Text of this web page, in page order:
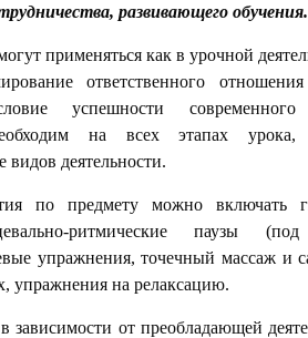
развивающего обучения.
применяться как в урочной
ответственного
успешности современного
на всех этапах урока,
видов деятельности.
по предмету можно включать
ритмические паузы
упражнения, точечный массаж и
упражнения на релаксацию.
от преобладающей